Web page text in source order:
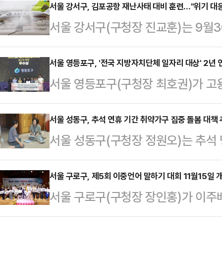
다.구는 먼저 9월까지 독거어르신
완료했다. 생활지원사가 직접 어르
위 인사를 전하며 어르신들이 긴 명
있도록 세심히 살폈다. 또, 신체기
여 명을 대상으로는 어르신 가정에
램도 운영했다. 다…
서울 강서구, 김포공항 재난사태 대비 훈련…"위기 대
서울 강서구(구청장 진교훈)는 9월
류장에서 '2025 재난대응 안전한
고 발생 시 인명 구조, 화재 진압,
관이 합동으로 대응하도록 계획됐
소화하고, 공항 운영을 신속하게 정
주로 이탈과 충돌사고를 가상으로
기가 착륙 과정에서 활주로를 벗어
고 다수의 사상자가 …
서울 영등포구, '전국 지방자치단체 일자리 대상' 2년
서울 영등포구(구청장 최호권)가
일자리 대상'에서 '우수상'을 차지
수상으로, 지역 고용정책을 선도하
이 구의 설명이다.'전국 지방자치단
대책과 성과를 종합 평가해 매년 우
기 핵심 비전인 '일자리로 활력 넘
일자리 확대가 아닌 양질의 일자리
역량을 집중…
서울 성동구, 추석 연휴 기간 취약가구 집중 돌봄 대책
서울 성동구(구청장 정원오)는 추
뜻한 명절을 보낼 수 있도록 오는
봄'을 추진한다고 1일 밝혔다.구는
난 10일과 13일에는 '집중 안부확
지역사회보장협의체 위원, 복지통
서울 구로구, 제5회 이중언어 말하기 대회 11월15일
서울 구로구(구청장 장인홍)가 이
장려하고 다문화 감수성을 확산하